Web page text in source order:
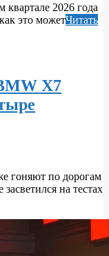
2026 года
это можетЧитать
X7
гоняют по дорогам
на тестах